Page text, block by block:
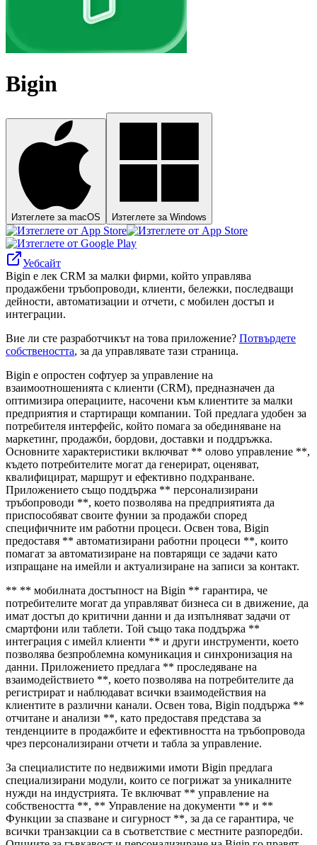
Bigin
Изтеглете за macOS Изтеглете за Windows
Уебсайт
Bigin е лек CRM за малки фирми, който управлява
продажбени тръбопроводи, клиенти, бележки, последващи
дейности, автоматизации и отчети, с мобилен достъп и
интеграции.
Вие ли сте разработчикът на това приложение? Потвърдете
собствеността, за да управлявате тази страница.
Bigin е опростен софтуер за управление на
взаимоотношенията с клиенти (CRM), предназначен да
оптимизира операциите, насочени към клиентите за малки
предприятия и стартиращи компании. Той предлага удобен за
потребителя интерфейс, който помага за обединяване на
маркетинг, продажби, бордови, доставки и поддръжка.
Основните характеристики включват ** олово управление **,
където потребителите могат да генерират, оценяват,
квалифицират, маршрут и ефективно подхранване.
Приложението също поддържа ** персонализирани
тръбопроводи **, което позволява на предприятията да
приспособяват своите фунии за продажби според
специфичните им работни процеси. Освен това, Bigin
предоставя ** автоматизирани работни процеси **, които
помагат за автоматизиране на повтарящи се задачи като
изпращане на имейли и актуализиране на записи за контакт.
** ** мобилната достъпност на Bigin ** гарантира, че
потребителите могат да управляват бизнеса си в движение, да
имат достъп до критични данни и да изпълняват задачи от
смартфони или таблети. Той също така поддържа **
интеграция с имейл клиенти ** и други инструменти, което
позволява безпроблемна комуникация и синхронизация на
данни. Приложението предлага ** проследяване на
взаимодействието **, което позволява на потребителите да
регистрират и наблюдават всички взаимодействия на
клиентите в различни канали. Освен това, Bigin поддържа **
отчитане и анализи **, като предоставя представа за
тенденциите в продажбите и ефективността на тръбопровода
чрез персонализирани отчети и табла за управление.
За специалистите по недвижими имоти Bigin предлага
специализирани модули, които се погрижат за уникалните
нужди на индустрията. Те включват ** управление на
собствеността **, ** Управление на документи ** и **
Функции за спазване и сигурност **, за да се гарантира, че
всички транзакции са в съответствие с местните разпоредби.